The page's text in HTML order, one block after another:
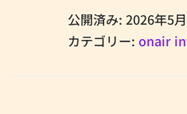
公開済み: 2026年5
カテゴリー: onair